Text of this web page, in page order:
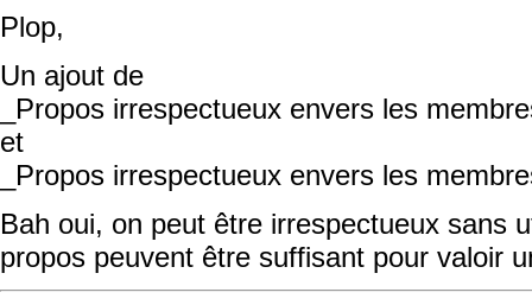
Plop,
Un ajout de
_Propos irrespectueux envers les
et
_Propos irrespectueux envers les
Bah oui, on peut être irrespectueux sans
propos peuvent être suffisant pour valoir